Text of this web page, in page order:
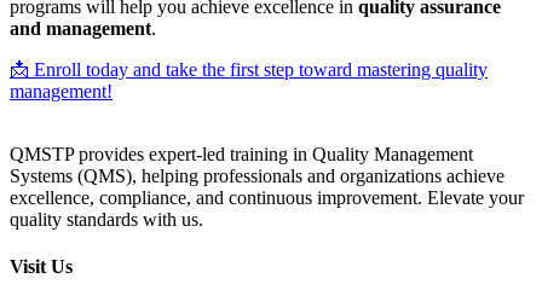
programs will help you achieve excellence in quality assurance
and management.
📩 Enroll today and take the first step toward mastering quality
management!
QMSTP provides expert-led training in Quality Management
Systems (QMS), helping professionals and organizations achieve
excellence, compliance, and continuous improvement. Elevate your
quality standards with us.
Visit Us